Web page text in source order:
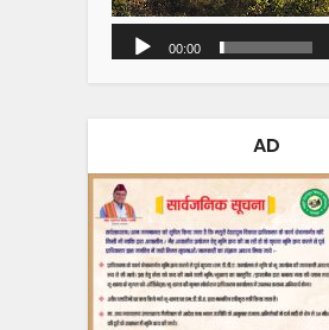
00:00
AD